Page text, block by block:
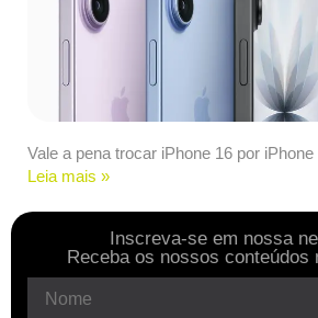
Vale a pena trocar iPhone 16 por
Leia mais »
Inscreva-se em nossa
Receba os nossos conteúdos